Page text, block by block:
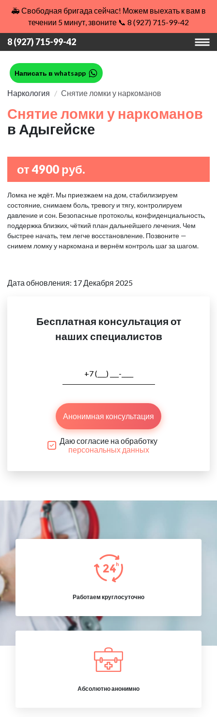
🚑 Свободная бригада сейчас! Можем выехать к вам в
течении 5 минут, звоните 📞 8 (927) 715-99-42
8 (927) 715-99-42
Написать в whatsapp
Наркология Снятие ломки у наркоманов
Снятие ломки у наркоманов
в Адыгейске
от 4900 руб.
Ломка не ждёт. Мы приезжаем на дом, стабилизируем
состояние, снимаем боль, тревогу и тягу, контролируем
давление и сон. Безопасные протоколы, конфиденциальность,
поддержка близких, чёткий план дальнейшего лечения. Чем
быстрее начать, тем легче восстановление. Позвоните —
снимем ломку у наркомана и вернём контроль шаг за шагом.
Дата обновления: 17 Декабря 2025
Бесплатная консультация от
наших специалистов
Анонимная консультация
Даю согласие на обработку
персональных данных
Работаем круглосуточно
Абсолютно анонимно